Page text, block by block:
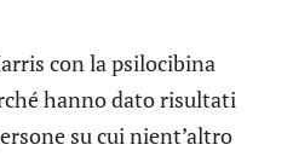
con la psilocibina
hanno dato risultati
su cui nient’altro